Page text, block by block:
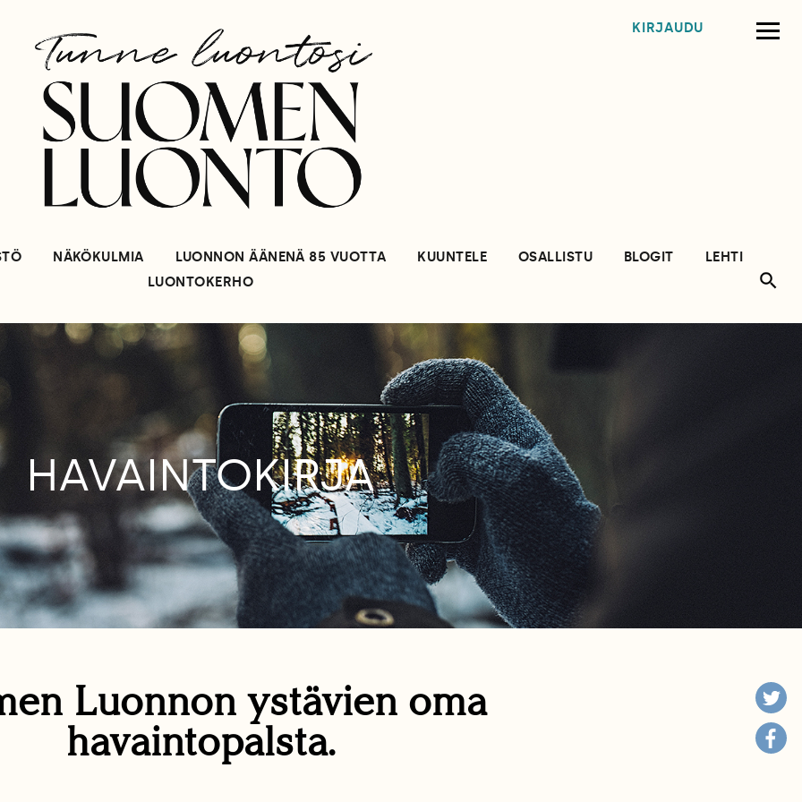
KIRJAUDU
NÄKÖKULMIA LUONNON ÄÄNENÄ 85 VUOTTA KUUNTELE OSALLISTU BLOGIT
LEHTI
LUONTOKERHO
HAVAINTOKIRJA
Luonnon ystävien oma
havaintopalsta.